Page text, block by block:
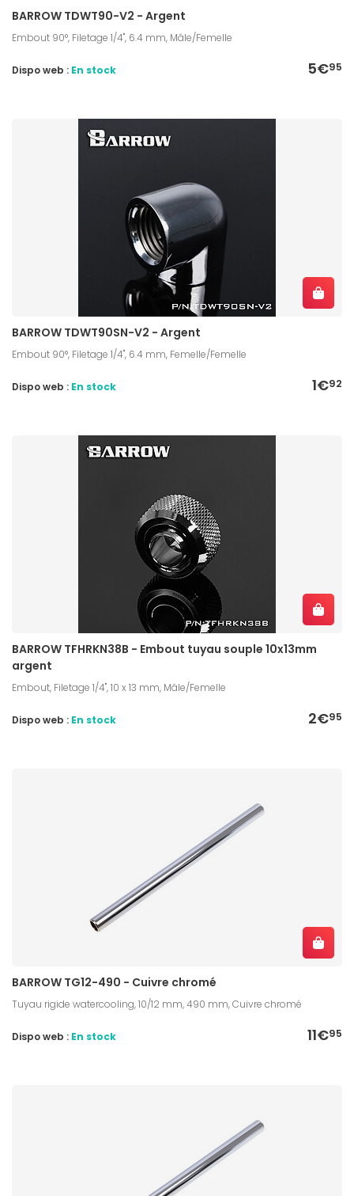
BARROW TDWT90-V2 - Argent
Embout 90°, Filetage 1/4", 6.4 mm, Mâle/Femelle
5€95
Dispo web : En stock
BARROW TDWT90SN-V2 - Argent
Embout 90°, Filetage 1/4", 6.4 mm, Femelle/Femelle
1€92
Dispo web : En stock
BARROW TFHRKN38B - Embout tuyau souple 10x13mm
argent
Embout, Filetage 1/4", 10 x 13 mm, Mâle/Femelle
2€95
Dispo web : En stock
BARROW TG12-490 - Cuivre chromé
Tuyau rigide watercooling, 10/12 mm, 490 mm, Cuivre chromé
11€95
Dispo web : En stock